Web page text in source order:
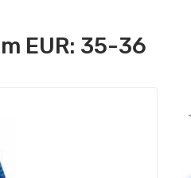
EUR: 35-36